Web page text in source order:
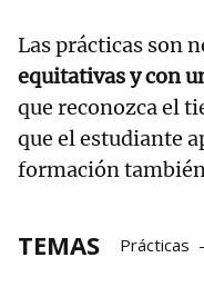
Las prácticas son
equitativas y con
que reconozca el
que el estudiante
formación
TEMAS Prácticas